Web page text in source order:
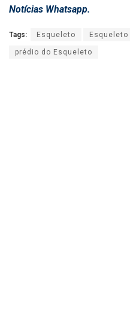
Notícias Whatsapp.
Tags: Esqueleto Esqueleto
prédio do Esqueleto